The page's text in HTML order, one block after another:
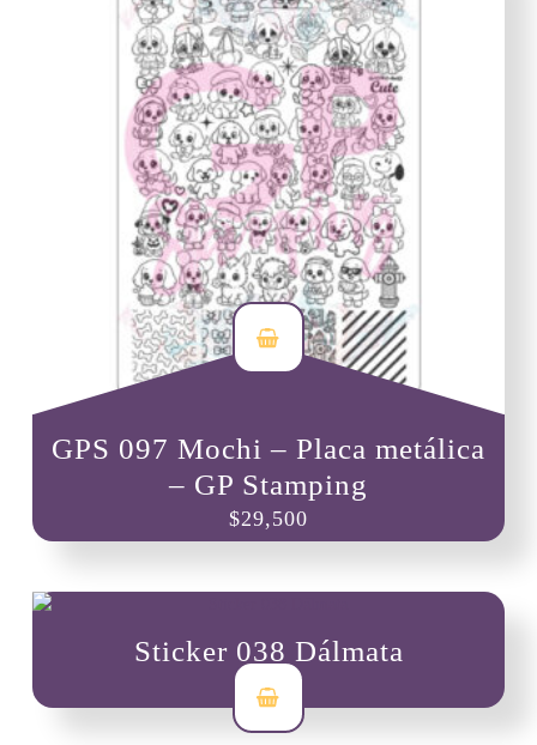
GPS 097 Mochi – Placa metálica
– GP Stamping
$29,500
Sticker 038 Dálmata
$ 3,500